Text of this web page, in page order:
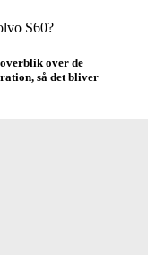
S60?
over de
så det bliver